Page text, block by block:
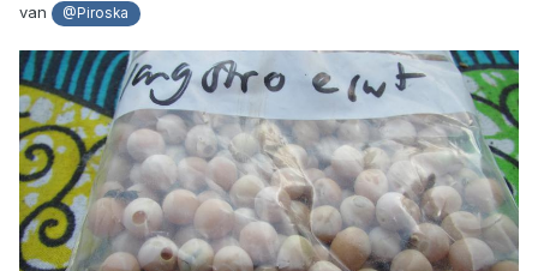
van
@Piroska